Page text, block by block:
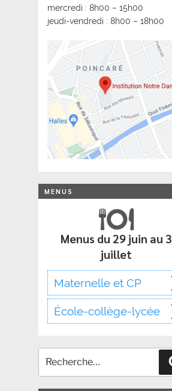
mercredi : 8h00 – 15h00
jeudi-vendredi : 8h00 – 18h00
MENUS
Menus du 29 juin au 3
juillet
Maternelle et CP
École-collège-lycée